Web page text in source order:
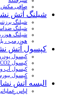
صافی
شیلنگ آتش
شیلنگ
شیلنگ
شیلنگ
هوزرمپ ،
کپسول آتش
کپسول
کپسول CO2
کپسول آب و
کپسول
البسه آتش
لباس